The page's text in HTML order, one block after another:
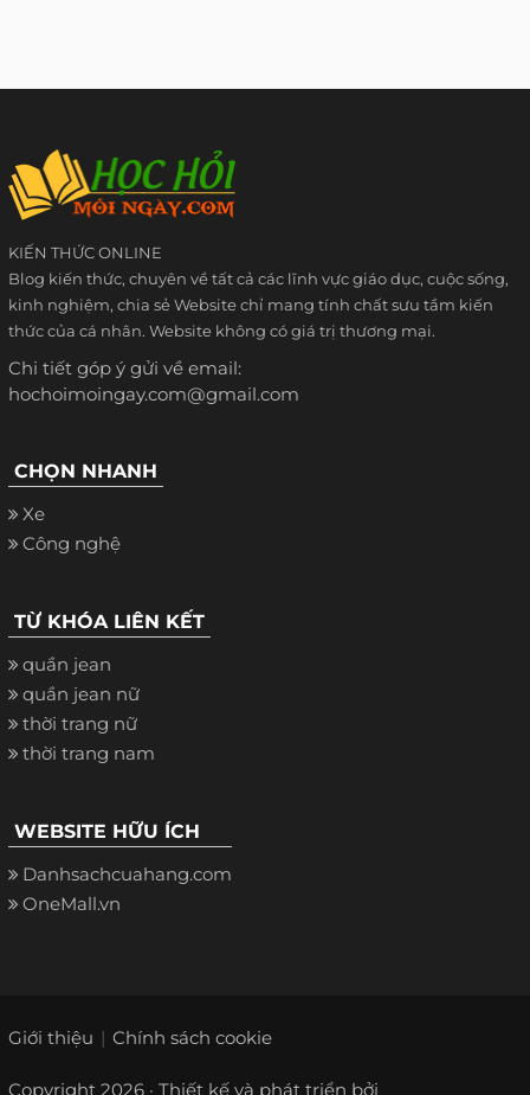
KIẾN THỨC ONLINE
Blog kiến thức, chuyên về tất cả các lĩnh vực giáo dục, cuộc sống,
kinh nghiệm, chia sẻ Website chỉ mang tính chất sưu tầm kiến
thức của cá nhân. Website không có giá trị thương mại.
Chi tiết góp ý gửi về email:
hochoimoingay.com@gmail.com
CHỌN NHANH
Xe
Công nghệ
TỪ KHÓA LIÊN KẾT
quần jean
quần jean nữ
thời trang nữ
thời trang nam
WEBSITE HỮU ÍCH
Danhsachcuahang.com
OneMall.vn
Giới thiệu Chính sách cookie
Copyright 2026 · Thiết kế và phát triển bởi